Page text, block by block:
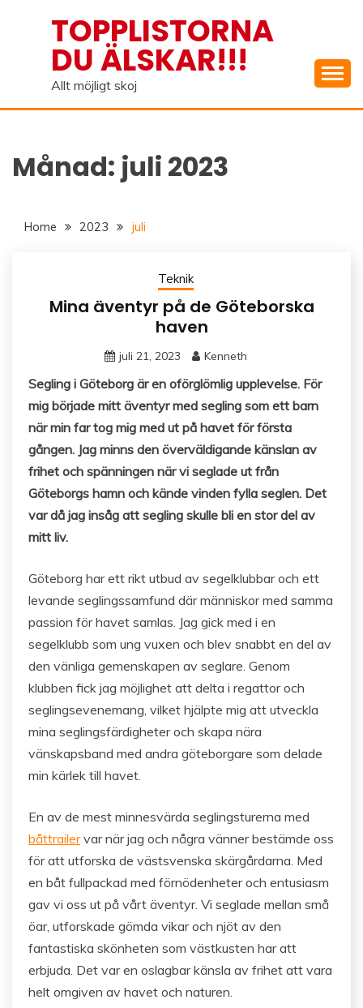
TOPPLISTORNA
DU ÄLSKAR!!!
Allt möjligt skoj
Månad: juli 2023
Home 2023 juli
Teknik
Mina äventyr på de Göteborska
haven
juli 21, 2023 Kenneth
Segling i Göteborg är en oförglömlig upplevelse. För
mig började mitt äventyr med segling som ett barn
när min far tog mig med ut på havet för första
gången. Jag minns den överväldigande känslan av
frihet och spänningen när vi seglade ut från
Göteborgs hamn och kände vinden fylla seglen. Det
var då jag insåg att segling skulle bli en stor del av
mitt liv.
Göteborg har ett rikt utbud av segelklubbar och ett
levande seglingssamfund där människor med samma
passion för havet samlas. Jag gick med i en
segelklubb som ung vuxen och blev snabbt en del av
den vänliga gemenskapen av seglare. Genom
klubben fick jag möjlighet att delta i regattor och
seglingsevenemang, vilket hjälpte mig att utveckla
mina seglingsfärdigheter och skapa nära
vänskapsband med andra göteborgare som delade
min kärlek till havet.
En av de mest minnesvärda seglingsturerna med
båttrailervar när jag och några vänner bestämde oss
för att utforska de västsvenska skärgårdarna. Med
en båt fullpackad med förnödenheter och entusiasm
gav vi oss ut på vårt äventyr. Vi seglade mellan små
öar, utforskade gömda vikar och njöt av den
fantastiska skönheten som västkusten har att
erbjuda. Det var en oslagbar känsla av frihet att vara
helt omgiven av havet och naturen.